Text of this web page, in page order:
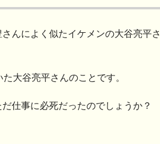
んによく似たイケメンの大谷亮平さ
大谷亮平さんのことです。
仕事に必死だったのでしょうか？